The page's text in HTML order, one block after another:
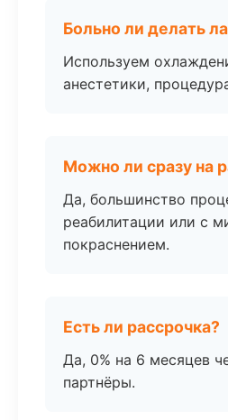
Больно ли делать
Используем
анестетики,
Можно ли сразу на
Да, большинство
реабилитации или с
покраснением.
Есть ли рассрочка?
Да, 0% на 6 месяцев
партнёры.